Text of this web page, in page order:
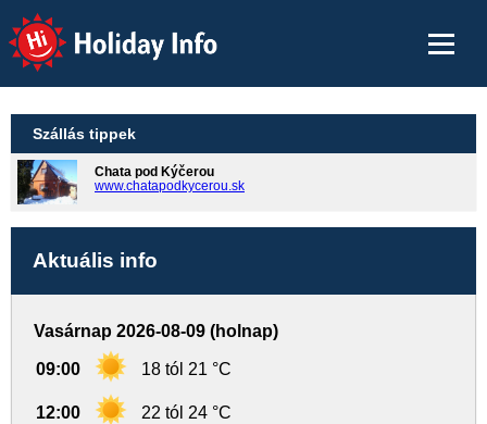
Holiday Info
Szállás tippek
Chata pod Kýčerou
www.chatapodkycerou.sk
Aktuális info
Vasárnap 2026-08-09 (holnap)
09:00 18 tól 21 °C
12:00 22 tól 24 °C